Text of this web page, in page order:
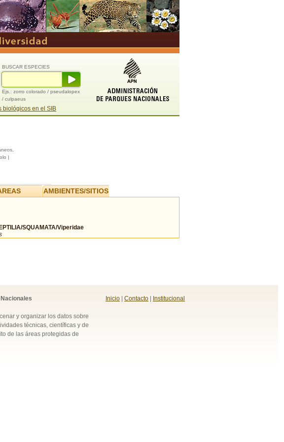
BUSCAR ESPECIES
Ejs.: zorro colorado / pseudalopex
/ culpaeus
biológicos en el SIB
|
AMBIENTES/SITIOS
SQUAMATA/Viperidae
y organizar los datos sobre
técnicas, científicas y de
de las áreas protegidas de
Inicio Contacto Institucional